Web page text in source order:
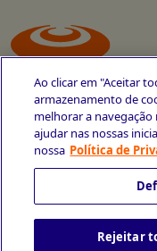
Avenida Cais do Apolo, 77
+55 81 3419-6700
Ao clicar em "Aceitar
armazenamento de
melhorar a navegação
ajudar nas nossas
nossa Política de
Rejeitar